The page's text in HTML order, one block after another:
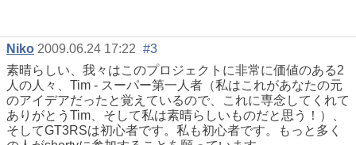
Niko 2009.06.24 17:22 #3
素晴らしい、我々はこのプロジェクトに非常に価値のある2
人の人々、Tim - スーパー第一人者（私はこれがあなたの元
のアイデアだったと覚えているので、これに専念してくれて
ありがとうTim、そして私は素晴らしいものだと思う！）、
そしてGT3RSは初心者です。私も初心者です。もっと多く